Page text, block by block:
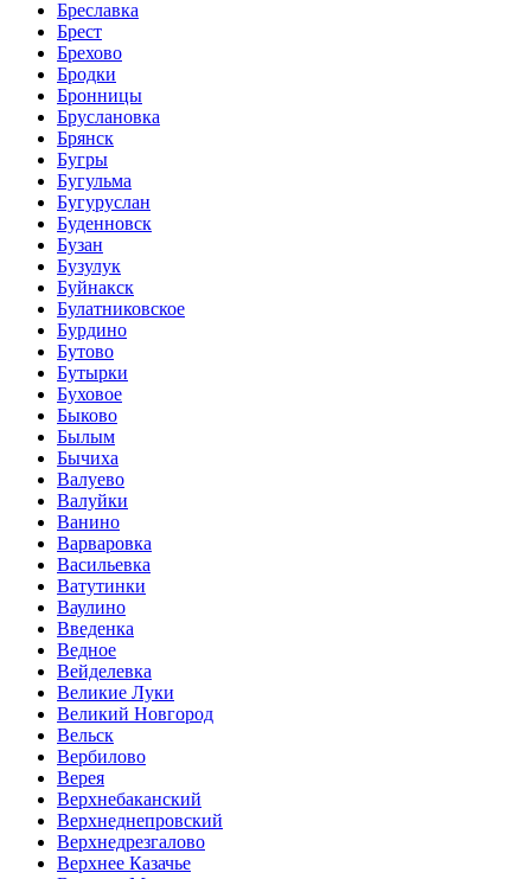
Бреславка
Брест
Брехово
Бродки
Бронницы
Бруслановка
Брянск
Бугры
Бугульма
Бугуруслан
Буденновск
Бузан
Бузулук
Буйнакск
Булатниковское
Бурдино
Бутово
Бутырки
Буховое
Быково
Былым
Бычиха
Валуево
Валуйки
Ванино
Варваровка
Васильевка
Ватутинки
Ваулино
Введенка
Ведное
Вейделевка
Великие Луки
Великий Новгород
Вельск
Вербилово
Верея
Верхнебаканский
Верхнеднепровский
Верхнедрезгалово
Верхнее Казачье